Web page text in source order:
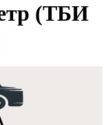
(ТБИ